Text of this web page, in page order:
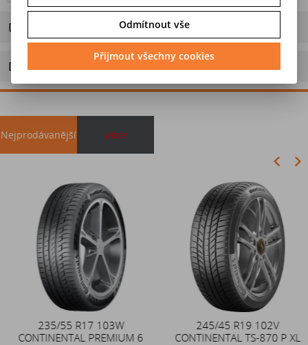
Dotaz na výrobek
Doporučit výrobek
Nejprodávanější akce
235/55 R17 103W
CONTINENTAL PREMIUM 6
245/45 R19 102V
CONTINENTAL TS-870 P XL
Duše 12x4 (4.00-4) kovový
zahnutý ventil TR87
Odmítnout vše
Přijmout všechny cookies